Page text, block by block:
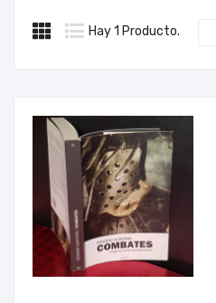
Hay 1 Producto.